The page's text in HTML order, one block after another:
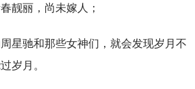
靓丽，尚未嫁人；
星驰和那些女神们，就会发现岁月不
岁月。